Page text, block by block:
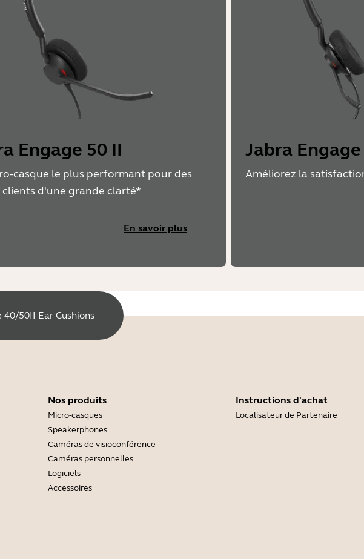
Engage 50 II
casque le plus performant pour des
clients d'une grande clarté*
En savoir plus
Jabra
Améliorez la
40/50II Ear Cushions
Nos produits
Micro-casques
Speakerphones
Caméras de visioconférence
Caméras personnelles
Logiciels
Accessoires
Instructions d'achat
Localisateur de Partenaire